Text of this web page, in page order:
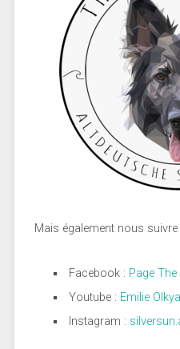
Mais également nous suivre
Facebook : Page The
Youtube : Emilie Olkya
Instagram :